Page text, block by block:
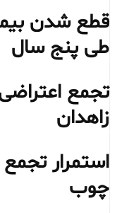
طی پنج سال
تجمع
زاهدان
استمرار
چوب